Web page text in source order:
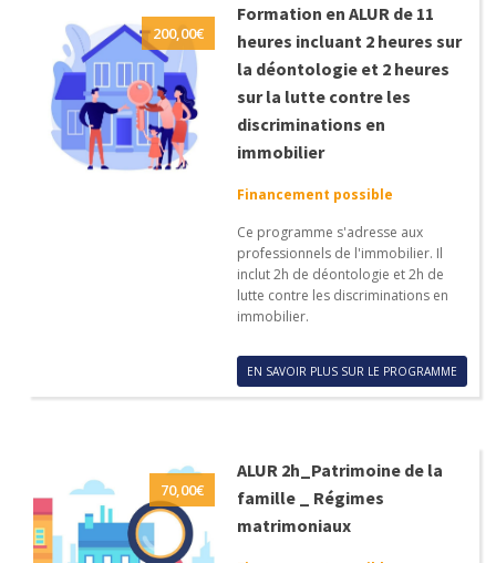
200,00€
Formation en ALUR de 11
heures incluant 2 heures sur
la déontologie et 2 heures
sur la lutte contre les
discriminations en
immobilier
Financement possible
Ce programme s'adresse aux
professionnels de l'immobilier. Il
inclut 2h de déontologie et 2h de
lutte contre les discriminations en
immobilier.
EN SAVOIR PLUS SUR LE PROGRAMME
70,00€
ALUR 2h_Patrimoine de la
famille _ Régimes
matrimoniaux